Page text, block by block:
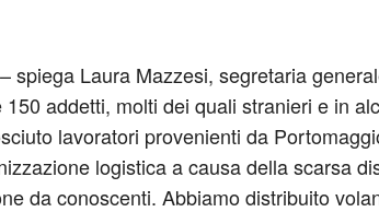
spiega Laura Mazzesi, segretaria
addetti, molti dei quali stranieri e in
lavoratori provenienti da
logistica a causa della scarsa
da conoscenti. Abbiamo distribuito